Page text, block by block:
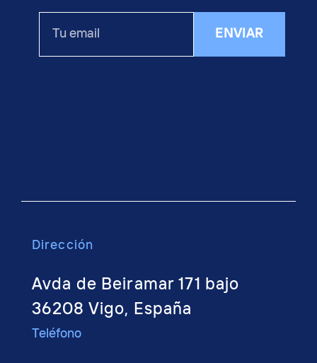
ENVIAR
Dirección
Avda de Beiramar 171 bajo
36208 Vigo, España
Teléfono